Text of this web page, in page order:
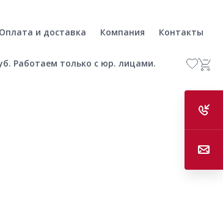
Оплата и доставка Компания Контакты
Работаем только с юр. лицами.